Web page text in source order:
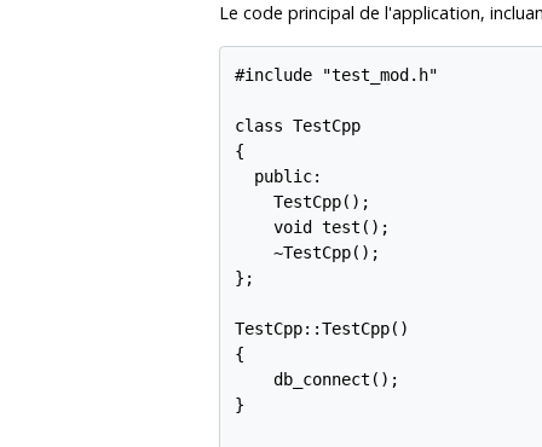
Le code principal de l'application,
#include "test_mod.h"
class TestCpp
{
  public:
    TestCpp();
    void test();
    ~TestCpp();
};
TestCpp::TestCpp()
{
    db_connect();
}